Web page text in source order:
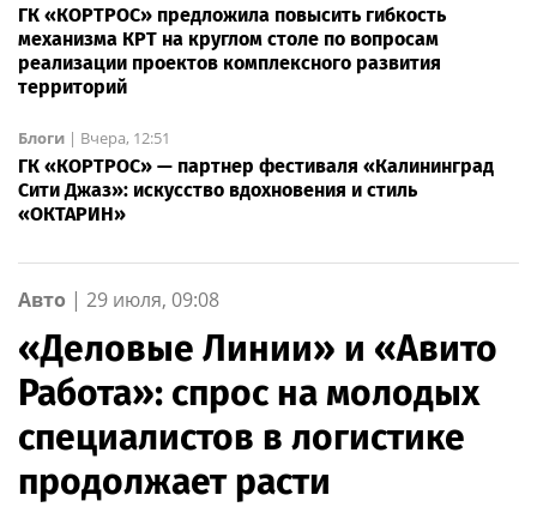
ГК «КОРТРОС» предложила повысить гибкость
механизма КРТ на круглом столе по вопросам
реализации проектов комплексного развития
территорий
Блоги | Вчера, 12:51
ГК «КОРТРОС» — партнер фестиваля «Калининград
Сити Джаз»: искусство вдохновения и стиль
«ОКТАРИН»
Авто | 29 июля, 09:08
«Деловые Линии» и «Авито
Работа»: спрос на молодых
специалистов в логистике
продолжает расти